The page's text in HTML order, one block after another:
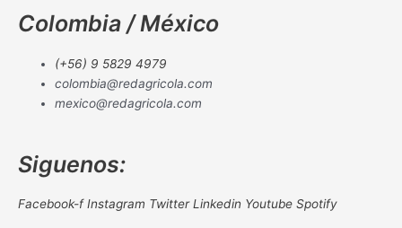
Colombia / México
(+56) 9 5829 4979
colombia@redagricola.com
mexico@redagricola.com
Siguenos:
Facebook-f Instagram Twitter Linkedin Youtube Spotify